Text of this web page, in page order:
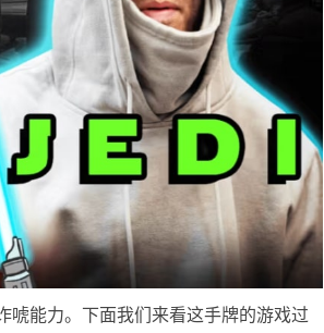
唬能力。下面我们来看这手牌的游戏过